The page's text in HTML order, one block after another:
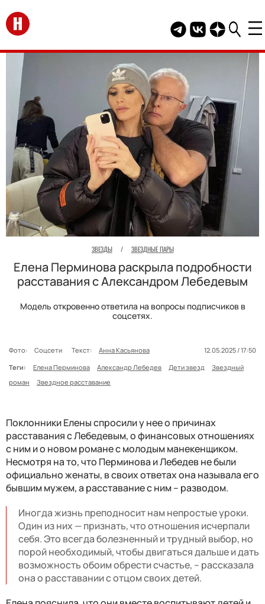
Перейти на главную
Telegram канал
Группа HELLO
Канал
ЗВЕЗДЫ / ЗВЕЗДНЫЕ ПАРЫ
Елена Перминова раскрыла подробности
расставания с Александром Лебедевым
Модель откровенно ответила на вопросы подписчиков в
соцсетях.
Фото: Соцсети Текст: Анна Касьянова
12.05.2025 / 17:50
Теги:
Елена Перминова Александр Лебедев Дети звезд
Звездный
роман
Звездное расставание
Поклонники Елены спросили у нее о причинах
расставания с Лебедевым, о финансовых отношениях
с ним и о новом романе с молодым манекенщиком.
Несмотря на то, что Перминова и Лебедев не были
официально женаты, в своих ответах она называла его
бывшим мужем, а расставание с ним – разводом.
Иногда жизнь преподносит нам непростые уроки.
Один из них — признать, что отношения исчерпали
себя. Это всегда болезненный и трудный выбор, но
порой необходимый, чтобы двигаться дальше и дать
возможность обоим обрести счастье, – рассказала
она о расставании с отцом своих детей.